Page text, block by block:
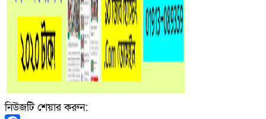
নিউজটি শেয়ার করুন: